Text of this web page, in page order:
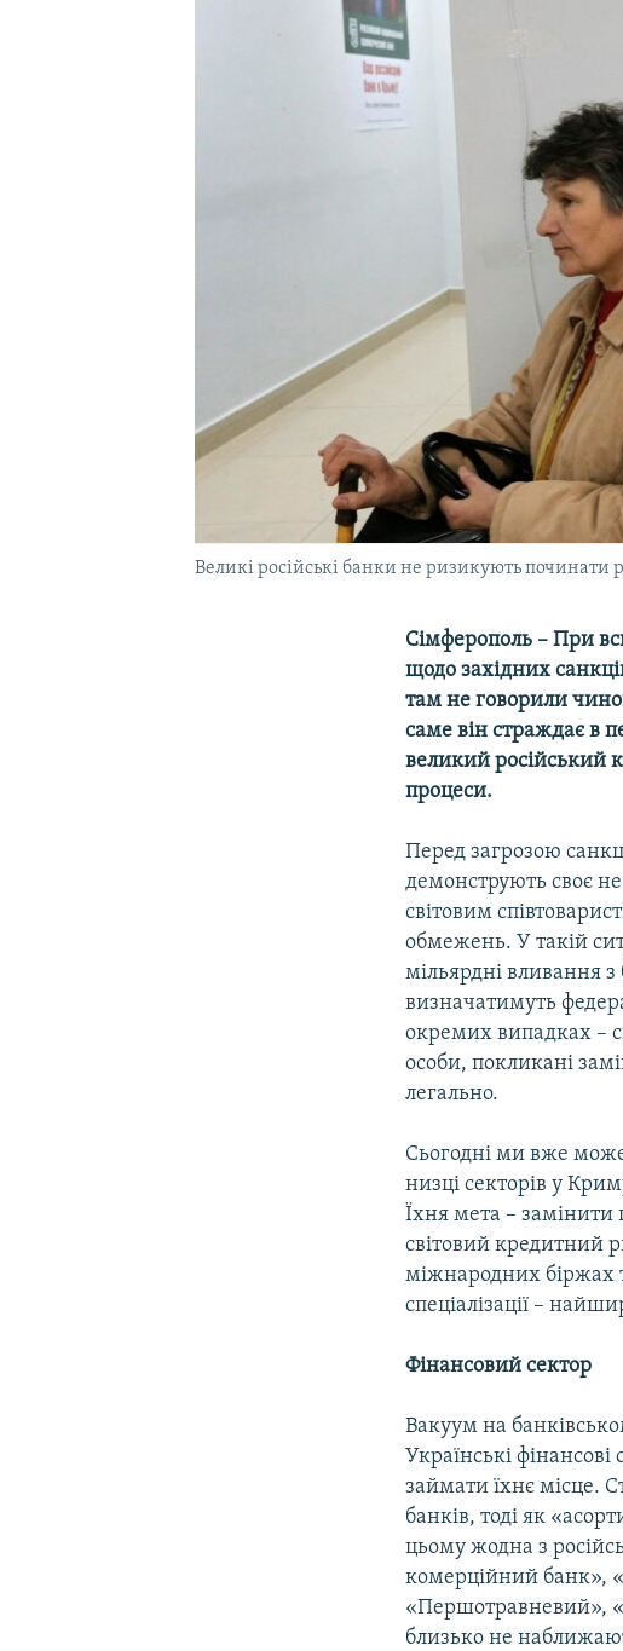
Великі російські банки не ризикують починати
Сімферополь – При
щодо західних
там не говорили
саме він страждає в
великий російський
процеси.
Перед загрозою
демонструють своє
світовим
обмежень. У такій
мільярдні вливання з
визначатимуть
окремих випадках –
особи, покликані
легально.
Сьогодні ми вже
низці секторів у
Їхня мета – замінити
світовий кредитний
міжнародних біржах
спеціалізації –
Фінансовий сектор
Вакуум на
Українські
займати їхнє місце.
банків, тоді як
цьому жодна з
комерційний банк»,
«Першотравневий»,
близько не